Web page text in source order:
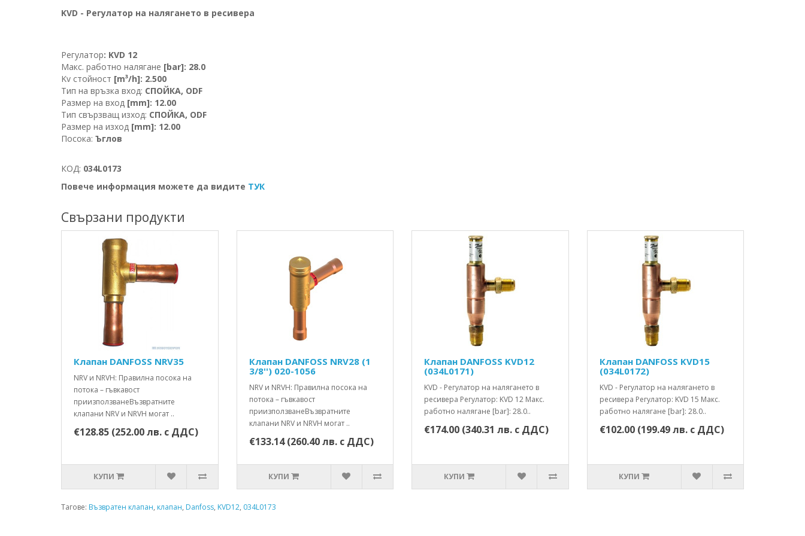
KVD - Регулатор на налягането в ресивера
Регулатор: KVD 12
Макс. работно налягане [bar]: 28.0
Kv стойност [m³/h]: 2.500
Тип на връзка вход: СПОЙКА, ODF
Размер на вход [mm]: 12.00
Тип свързващ изход: СПОЙКА, ODF
Размер на изход [mm]: 12.00
Посока: Ъглов
КОД: 034L0173
Повече информация можете да видите ТУК
Свързани продукти
Клапан DANFOSS NRV35
NRV и NRVH: Правилна посока на
потока – гъвкавост
приизползванеВъзвратните
клапани NRV и NRVH могат ..
€128.85 (252.00 лв. с ДДС)
КУПИ
Клапан DANFOSS NRV28 (1
3/8'') 020-1056
NRV и NRVH: Правилна посока на
потока – гъвкавост
приизползванеВъзвратните
клапани NRV и NRVH могат ..
€133.14 (260.40 лв. с ДДС)
КУПИ
Клапан DANFOSS KVD12
(034L0171)
KVD - Регулатор на налягането в
ресивера Регулатор: KVD 12 Макс.
работно налягане [bar]: 28.0..
€174.00 (340.31 лв. с ДДС)
КУПИ
Клапан DANFOSS KVD15
(034L0172)
KVD - Регулатор на налягането в
ресивера Регулатор: KVD 15 Макс.
работно налягане [bar]: 28.0..
€102.00 (199.49 лв. с ДДС)
КУПИ
Тагове: Възвратен клапан, клапан, Danfoss, KVD12, 034L0173